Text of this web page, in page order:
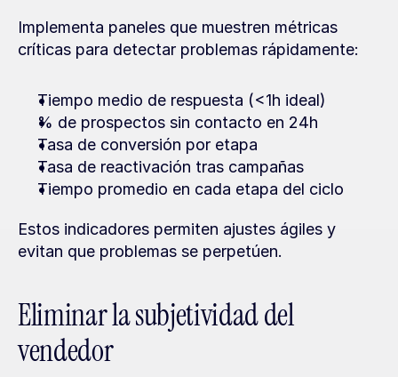
Implementa paneles que muestren métricas
críticas para detectar problemas rápidamente:
Tiempo medio de respuesta (<1h ideal)
% de prospectos sin contacto en 24h
Tasa de conversión por etapa
Tasa de reactivación tras campañas
Tiempo promedio en cada etapa del ciclo
Estos indicadores permiten ajustes ágiles y
evitan que problemas se perpetúen.
Eliminar la subjetividad del
vendedor